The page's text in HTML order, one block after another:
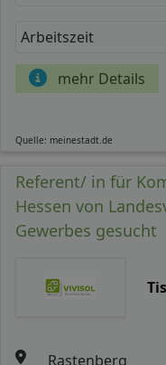
Arbeitszeit
mehr Details
Quelle: meinestadt.de
Referent/ in für
Hessen von
Gewerbes gesucht
Rastenberg